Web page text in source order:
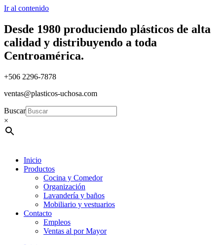
Ir al contenido
Desde 1980 produciendo plásticos de alta
calidad y distribuyendo a toda
Centroamérica.
+506 2296-7878
ventas@plasticos-uchosa.com
Buscar
×
Inicio
Productos
Cocina y Comedor
Organización
Lavandería y baños
Mobiliario y vestuarios
Contacto
Empleos
Ventas al por Mayor